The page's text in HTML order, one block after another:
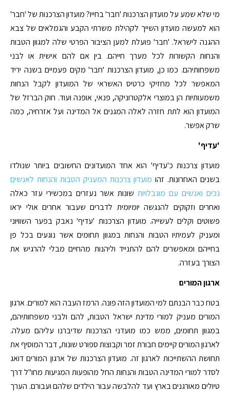
מי שלא שמע על מועדון הצרכנות 'חבר' בחייו? מועדון הצרכנות של 'חבר'
הוא למעשה מועדון השייך לקהילת משרתי הקבע והגמלאים של צבא
ההגנה לישראל. 'חבר' פועלת למען הציבור הפרטי שלה למגוון הטבות
והנחות הקשורות לכל מערך חייהם. בין אם להם אישית או לבני
משפחותיהם. כמו כן, מועדון הצרכנות 'חבר' מקים פעמיים בשנה יריד
המאפשר לכל מחזיקי כרטיס האשראי של המועדון לקבל הנחות
משמעותיות הן במוצרי אלקטרוניקה, פנאי, אופנה ועוד. חוק הברזל של
המועדון הוא לתת חזרה לאלה המגנים אל המדינה ועל אזרחיה, כמה
שרק אפשר.
'עדיף'
מועדון צרכנות כ'עדיף' הוא אחד המועדונים החשובים ביותר שנולדו
בשנים האחרונות. זהו מועדון צרכנות המעניק הטבות והנחות לאנשים
נכים ואנשים עם מוגבלויות שונות אשר נעזרים במכשירי עזר כאלה
ואחרים וזקוקים להנגשה יומיומית לדברים שעבור אחרים אולי יראו
פשוטים וקלים לעשייה. מועדון הצרכנות 'עדיף' נאבק בפער השוויוני
ומעניק לעמיתיו הטבות והנחות במגוון תחומים אשר נוגעים בכל פן
בחייהם ומאפשרים להם להתנייד וליהנות מהחיים מבלי להרגיש את
הצורך בעזרה.
ארגון המורים
בטח כבר הבנתם למי המועדון הזה פונה. הרמז העבה הוא למורים. ארגון
המורים מעניק למורי מדינת ישראל הטבות, להם ולבני משפחותיהם,
במגוון תחומים, ממש כמו מועדני הצרכנות שדיברנו עליהם מעלה.
לארגון המורים קיימים חבורת זמר וקבוצות ספורט שונות, דבר המוסיף את
תחושת ההשתייכות לארגון זה. מועדון הצרכנות של ארגון המורים דואג
לסדר למורי המדינה הטבות והנחות החל מהופעות המגיעות מחו"ל דרך
טיולים מאורגנים בארץ ועד להלבשה עבור הילדים שלהם ועבורם. הערך